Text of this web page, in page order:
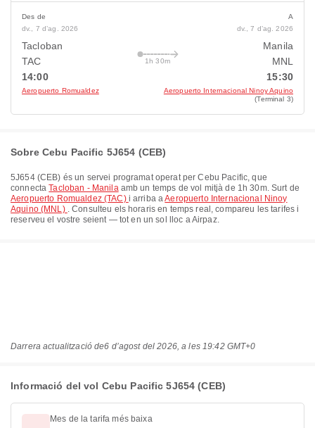
Des de
dv., 7 d’ag. 2026
Tacloban
TAC
14:00
Aeropuerto Romualdez
1h 30m
A
dv., 7 d’ag. 2026
Manila
MNL
15:30
Aeropuerto Internacional Ninoy Aquino
(Terminal 3)
Sobre Cebu Pacific 5J654 (CEB)
5J654(CEB) és un servei programat operat perCebu Pacific, que
connectaTacloban - Manilaamb un temps de vol mitjà de 1h 30m. Surt de
Aeropuerto Romualdez (TAC) i arriba aAeropuerto Internacional Ninoy
Aquino (MNL) . Consulteu els horaris en temps real, compareu les tarifes i
reserveu el vostre seient — tot en un sol lloc a Airpaz.
Darrera actualització de6 d’agost del 2026, a les 19:42 GMT+0
Informació del vol Cebu Pacific 5J654 (CEB)
Mes de la tarifa més baixa